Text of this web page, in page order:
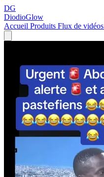
DG
DiodioGlow
Accueil Produits Flux de vidéos